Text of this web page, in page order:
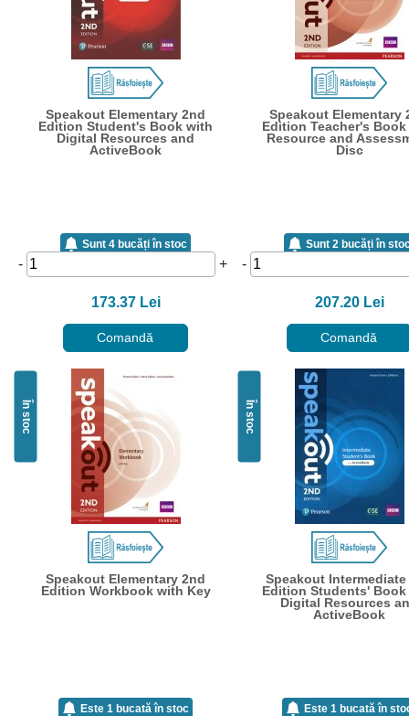
Speakout Elementary 2nd
Edition Student's Book with
Digital Resources and
ActiveBook
Sunt 4 bucăți în stoc
- +
173.37 Lei
Comandă
Speakout Elementary
Edition Teacher's
Resource and
Disc
Sunt 2 bucăți în
-
207.20 Lei
Comandă
În stoc
Speakout Elementary 2nd
Edition Workbook with Key
Este 1 bucată în stoc
În stoc
Speakout Intermediate
Edition Students'
Digital Resources
ActiveBook
Este 1 bucată în